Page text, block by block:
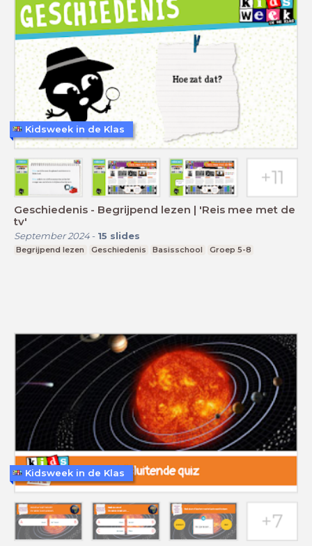
Geschiedenis - Begrijpend lezen | 'Reis mee met de
tv'
September 2024- 15 slides
Begrijpend lezen Geschiedenis Basisschool Groep 5-8
Kidsweek in de Klas
Kidsweek in de Klas